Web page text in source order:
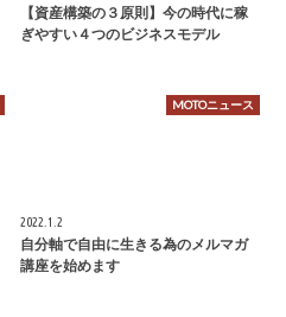
【資産構築の３原則】今の時代に稼
ぎやすい４つのビジネスモデル
MOTOニュース
2022.1.2
自分軸で自由に生きる為のメルマガ
講座を始めます